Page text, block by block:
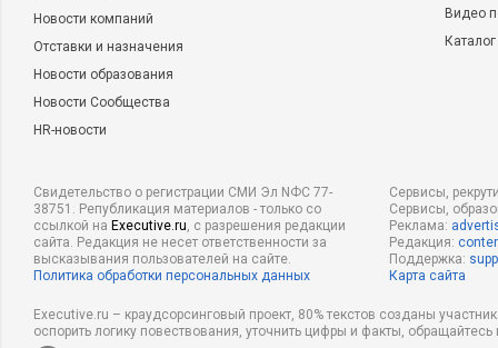
Новости компаний
Отставки и назначения
Новости образования
Новости Сообщества
HR-новости
Видео
Свидетельство о регистрации СМИ Эл NФС 77-
38751. Републикация материалов - только со
ссылкой на Executive.ru, с разрешения редакции
сайта. Редакция не несет ответственности за
высказывания пользователей на сайте.
Политика обработки персональных данных
Сервисы,
Сервисы,
Реклама:
Редакция:
Поддержка:
Карта сайта
Executive.ru – краудсорсинговый проект, 80% текстов созданы
оспорить логику повествования, уточнить цифры и факты,